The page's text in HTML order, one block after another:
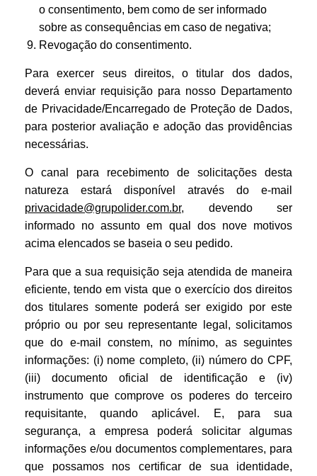
o consentimento, bem como de ser informado
sobre as consequências em caso de negativa;
Revogação do consentimento.
Para exercer seus direitos, o titular dos dados,
deverá enviar requisição para nosso Departamento
de Privacidade/Encarregado de Proteção de Dados,
para posterior avaliação e adoção das providências
necessárias.
O canal para recebimento de solicitações desta
natureza estará disponível através do e-mail
privacidade@grupolider.com.br, devendo ser
informado no assunto em qual dos nove motivos
acima elencados se baseia o seu pedido.
Para que a sua requisição seja atendida de maneira
eficiente, tendo em vista que o exercício dos direitos
dos titulares somente poderá ser exigido por este
próprio ou por seu representante legal, solicitamos
que do e-mail constem, no mínimo, as seguintes
informações: (i) nome completo, (ii) número do CPF,
(iii) documento oficial de identificação e (iv)
instrumento que comprove os poderes do terceiro
requisitante, quando aplicável. E, para sua
segurança, a empresa poderá solicitar algumas
informações e/ou documentos complementares, para
que possamos nos certificar de sua identidade,